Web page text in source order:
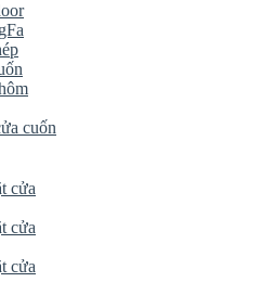
cuốn
cửa
cửa
cửa